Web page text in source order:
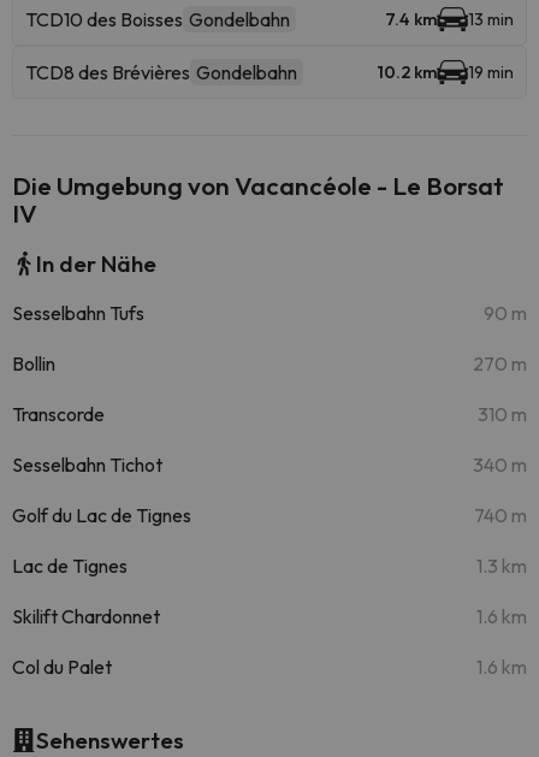
TCD10 des Boisses Gondelbahn 7.4 km 13 min
TCD8 des Brévières Gondelbahn 10.2 km 19 min
Die Umgebung von Vacancéole - Le Borsat
IV
In der Nähe
Sesselbahn Tufs 90 m
Bollin 270 m
Transcorde 310 m
Sesselbahn Tichot 340 m
Golf du Lac de Tignes 740 m
Lac de Tignes 1.3 km
Skilift Chardonnet 1.6 km
Col du Palet 1.6 km
Sehenswertes